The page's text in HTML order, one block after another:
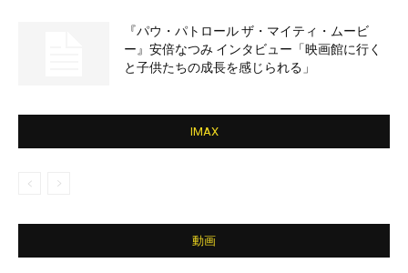
『パウ・パトロール ザ・マイティ・ムービ
ー』安倍なつみ インタビュー「映画館に行く
と子供たちの成長を感じられる」
IMAX
動画